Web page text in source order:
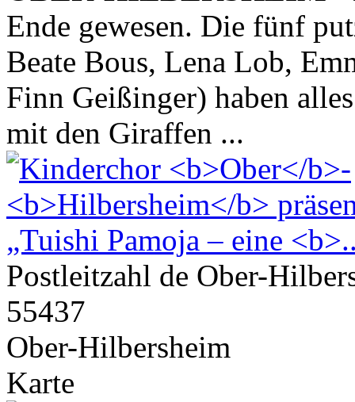
Ende gewesen. Die fünf
Beate Bous, Lena Lob,
Finn Geißinger) haben
mit den Giraffen ...
Postleitzahl de Ober-
55437
Ober-Hilbersheim
Karte